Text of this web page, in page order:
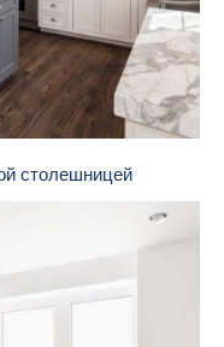
столешницей